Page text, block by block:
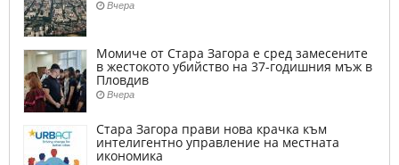
Вчера
Момиче от Стара Загора е сред замесените
в жестокото убийство на 37-годишния мъж в
Пловдив
Вчера
Стара Загора прави нова крачка към
интелигентно управление на местната
икономика